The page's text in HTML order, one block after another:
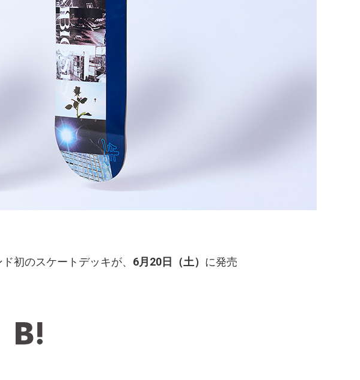
初のスケートデッキが、 6月20日（土） に発売